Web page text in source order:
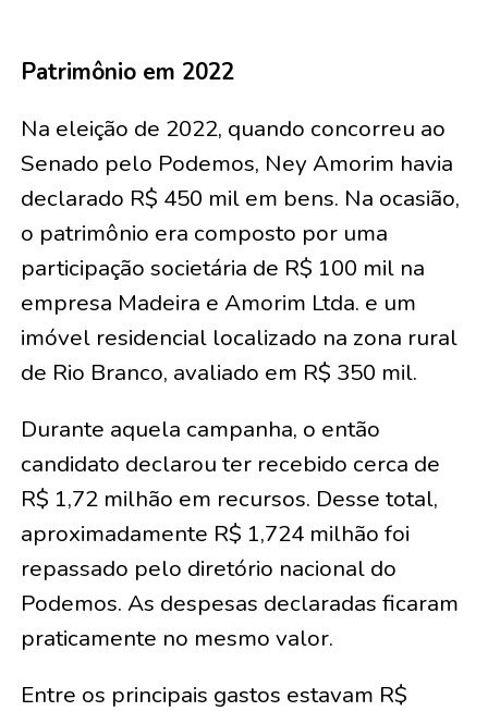
Patrimônio em 2022
Na eleição de 2022, quando concorreu ao
Senado pelo Podemos, Ney Amorim havia
declarado R$ 450 mil em bens. Na ocasião,
o patrimônio era composto por uma
participação societária de R$ 100 mil na
empresa Madeira e Amorim Ltda. e um
imóvel residencial localizado na zona rural
de Rio Branco, avaliado em R$ 350 mil.
Durante aquela campanha, o então
candidato declarou ter recebido cerca de
R$ 1,72 milhão em recursos. Desse total,
aproximadamente R$ 1,724 milhão foi
repassado pelo diretório nacional do
Podemos. As despesas declaradas ficaram
praticamente no mesmo valor.
Entre os principais gastos estavam R$